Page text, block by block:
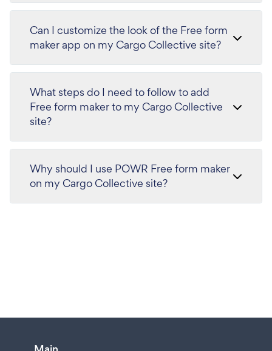
Can I customize the look of the Free form
maker app on my Cargo Collective site?
What steps do I need to follow to add
Free form maker to my Cargo Collective
site?
Why should I use POWR Free form maker
on my Cargo Collective site?